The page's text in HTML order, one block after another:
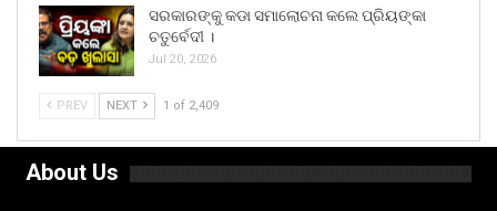
ସରକାରଙ୍କୁ କଡା ସମାଲୋଚନା କଲେ ପ୍ରିୟଙ୍କା
ଚତୁର୍ବେଦୀ ।
Jul 20, 2026
PREV NEXT 1 of 2,409
About Us